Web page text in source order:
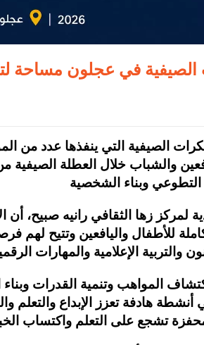
الصيفية في عجلون مساحة
الصيفية التي ينفذها عدد
والشباب خلال العطلة
لمركز زها الثقافي رانيه صبيح، أن
للأطفال واليافعين وتتيح
المواهب وتنمية القدرات
هادفة تعزز الإبداع والتعلم